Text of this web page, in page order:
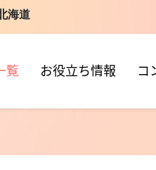
海道
覧 お役立ち情報 コ